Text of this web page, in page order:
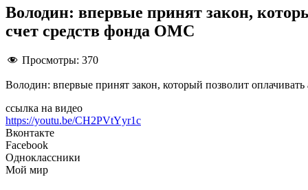
Володин: впервые принят закон,
счет средств фонда ОМС
Просмотры: 370
Володин: впервые принят закон, который позволит
ссылка на видео
https://youtu.be/CH2PVtYyr1c
Вконтакте
Facebook
Одноклассники
Мой мир